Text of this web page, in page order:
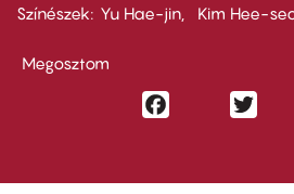
Színészek
Yu Hae-jin Kim Hee-
Megosztom
Facebook